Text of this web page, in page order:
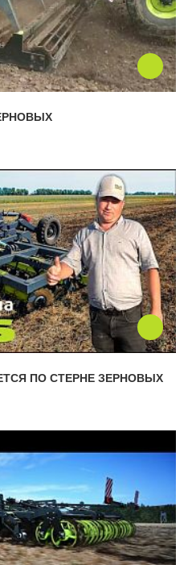
ПО СТЕРНЕ ЗЕРНОВЫХ